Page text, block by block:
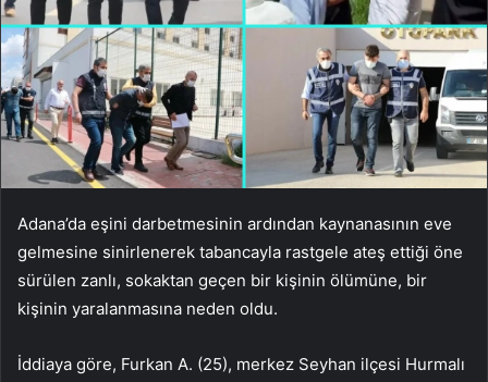
Adana’da eşini darbetmesinin ardından kaynanasının eve
gelmesine sinirlenerek tabancayla rastgele ateş ettiği öne
sürülen zanlı, sokaktan geçen bir kişinin ölümüne, bir
kişinin yaralanmasına neden oldu.
İddiaya göre, Furkan A. (25), merkez Seyhan ilçesi Hurmalı